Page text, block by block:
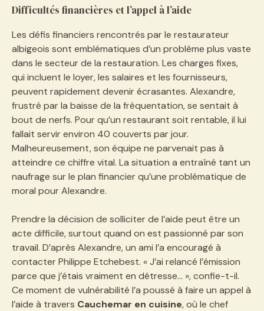
Difficultés financières et l’appel à l’aide
Les défis financiers rencontrés par le restaurateur
albigeois sont emblématiques d’un problème plus vaste
dans le secteur de la restauration. Les charges fixes,
qui incluent le loyer, les salaires et les fournisseurs,
peuvent rapidement devenir écrasantes. Alexandre,
frustré par la baisse de la fréquentation, se sentait à
bout de nerfs. Pour qu’un restaurant soit rentable, il lui
fallait servir environ 40 couverts par jour.
Malheureusement, son équipe ne parvenait pas à
atteindre ce chiffre vital. La situation a entraîné tant un
naufrage sur le plan financier qu’une problématique de
moral pour Alexandre.
Prendre la décision de solliciter de l’aide peut être un
acte difficile, surtout quand on est passionné par son
travail. D’après Alexandre, un ami l’a encouragé à
contacter Philippe Etchebest. « J’ai relancé l’émission
parce que j’étais vraiment en détresse… », confie-t-il.
Ce moment de vulnérabilité l’a poussé à faire un appel à
l’aide à travers Cauchemar en cuisine, où le chef